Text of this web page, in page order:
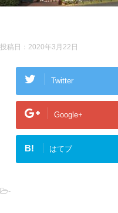
投稿日： 2020年3月22日
Twitter
Google+
B! はてブ
-